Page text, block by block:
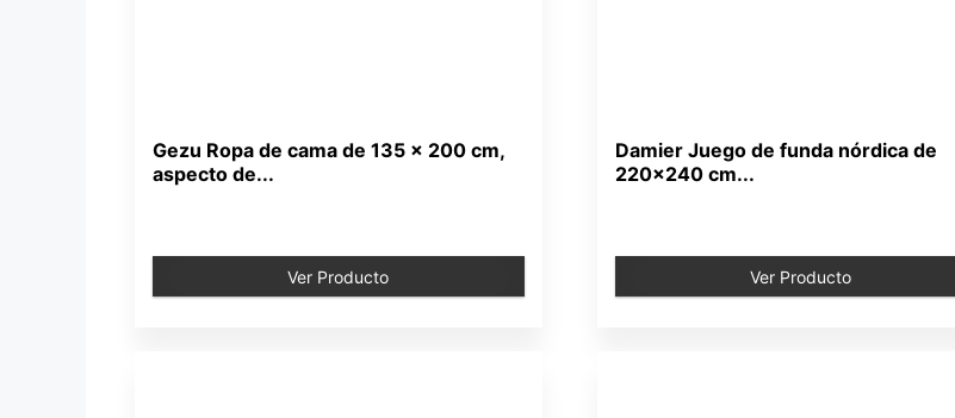
Gezu Ropa de cama de 135 x 200 cm,
aspecto de...
Ver Producto
Damier Juego de funda nórdica de
220x240 cm...
Ver Producto